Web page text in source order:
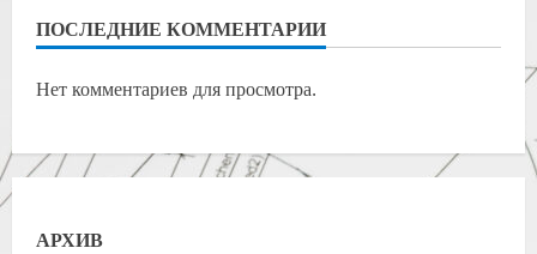
ПОСЛЕДНИЕ КОММЕНТАРИИ
Нет комментариев для просмотра.
АРХИВ